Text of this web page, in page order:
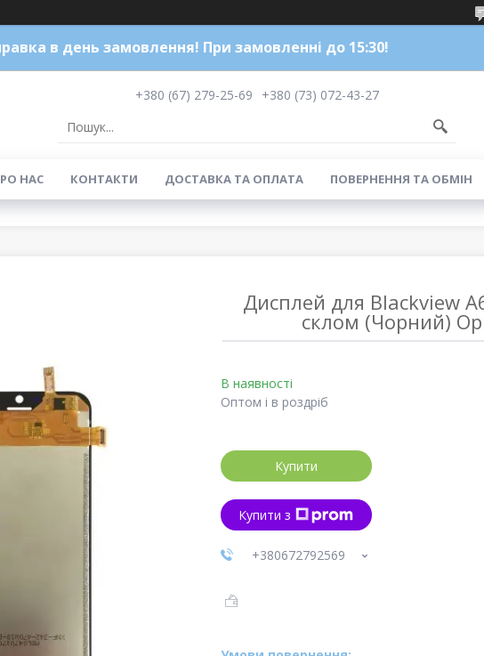
в день замовлення! При замовленні до 15:30!
+380 (67) 279-25-69
+380 (73) 072-43-27
НАС КОНТАКТИ ДОСТАВКА ТА ОПЛАТА ПОВЕРНЕННЯ ТА ОБМІН
Дисплей для Blackview
склом (Чорний)
В наявності
Оптом і в роздріб
Купити
Купити з
+380672792569